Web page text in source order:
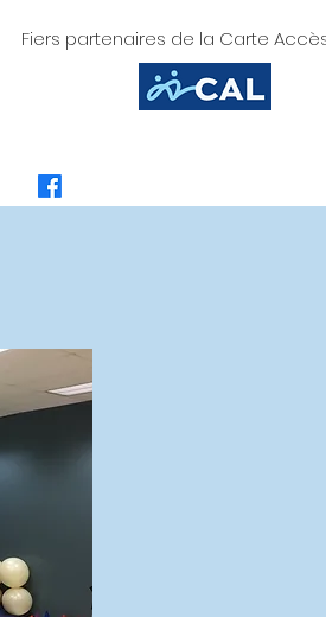
Fiers partenaires de la Carte